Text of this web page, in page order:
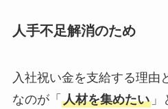
人手不足解消のため
入社祝い金を支給する理由
なのが「 人材を集めたい」